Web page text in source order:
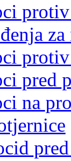
pred
na